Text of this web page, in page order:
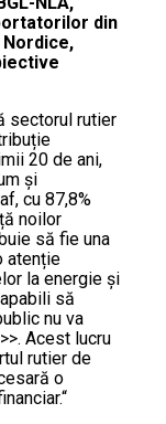
din
sectorul rutier
20 de ani,
și
cu 87,8%
noilor
să fie una
atenție
la energie și
să
nu va
Acest lucru
rutier de
o